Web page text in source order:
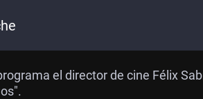
el director de cine Félix